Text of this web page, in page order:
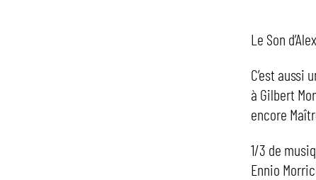
Le Son
C’est aussi
à Gilbert
encore
1/3 de
Ennio